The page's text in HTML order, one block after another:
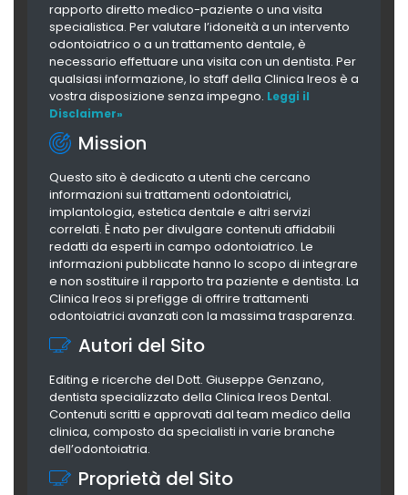
rapporto diretto medico-paziente o una visita
specialistica. Per valutare l’idoneità a un intervento
odontoiatrico o a un trattamento dentale, è
necessario effettuare una visita con un dentista. Per
qualsiasi informazione, lo staff della Clinica Ireos è a
vostra disposizione senza impegno. Leggi il
Disclaimer»
Mission
Questo sito è dedicato a utenti che cercano
informazioni sui trattamenti odontoiatrici,
implantologia, estetica dentale e altri servizi
correlati. È nato per divulgare contenuti affidabili
redatti da esperti in campo odontoiatrico. Le
informazioni pubblicate hanno lo scopo di integrare
e non sostituire il rapporto tra paziente e dentista. La
Clinica Ireos si prefigge di offrire trattamenti
odontoiatrici avanzati con la massima trasparenza.
Autori del Sito
Editing e ricerche del Dott. Giuseppe Genzano,
dentista specializzato della Clinica Ireos Dental.
Contenuti scritti e approvati dal team medico della
clinica, composto da specialisti in varie branche
dell’odontoiatria.
Proprietà del Sito